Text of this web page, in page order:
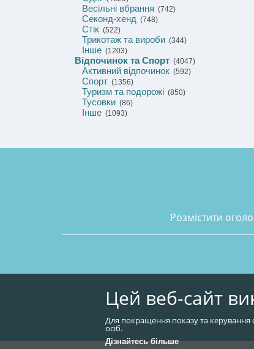
Весільні вбрання (742)
Секонд-хенд (748)
Стік (522)
Трикотаж та вироби (344)
Інше (1203)
Відпочинок та Спорт (4047)
Активний відпочинок (592)
Спорт (1356)
Туризм та подорожі (850)
Тусовки (86)
Інше (1093)
розмістити
Цей веб-сайт
Для покращення показу та
осіб.
Дізнайтесь більше